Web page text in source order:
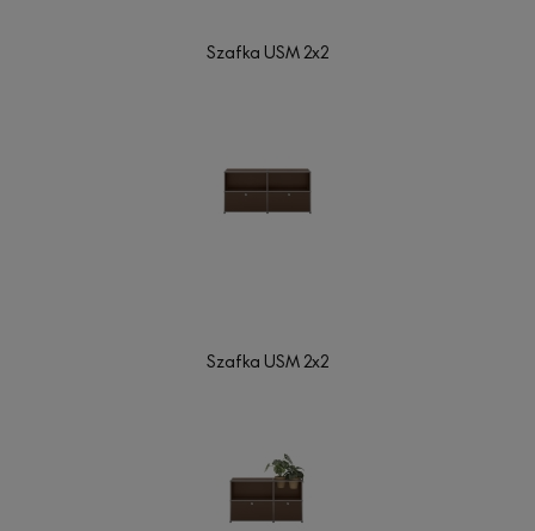
Szafka USM 2x2
Szafka USM 2x2